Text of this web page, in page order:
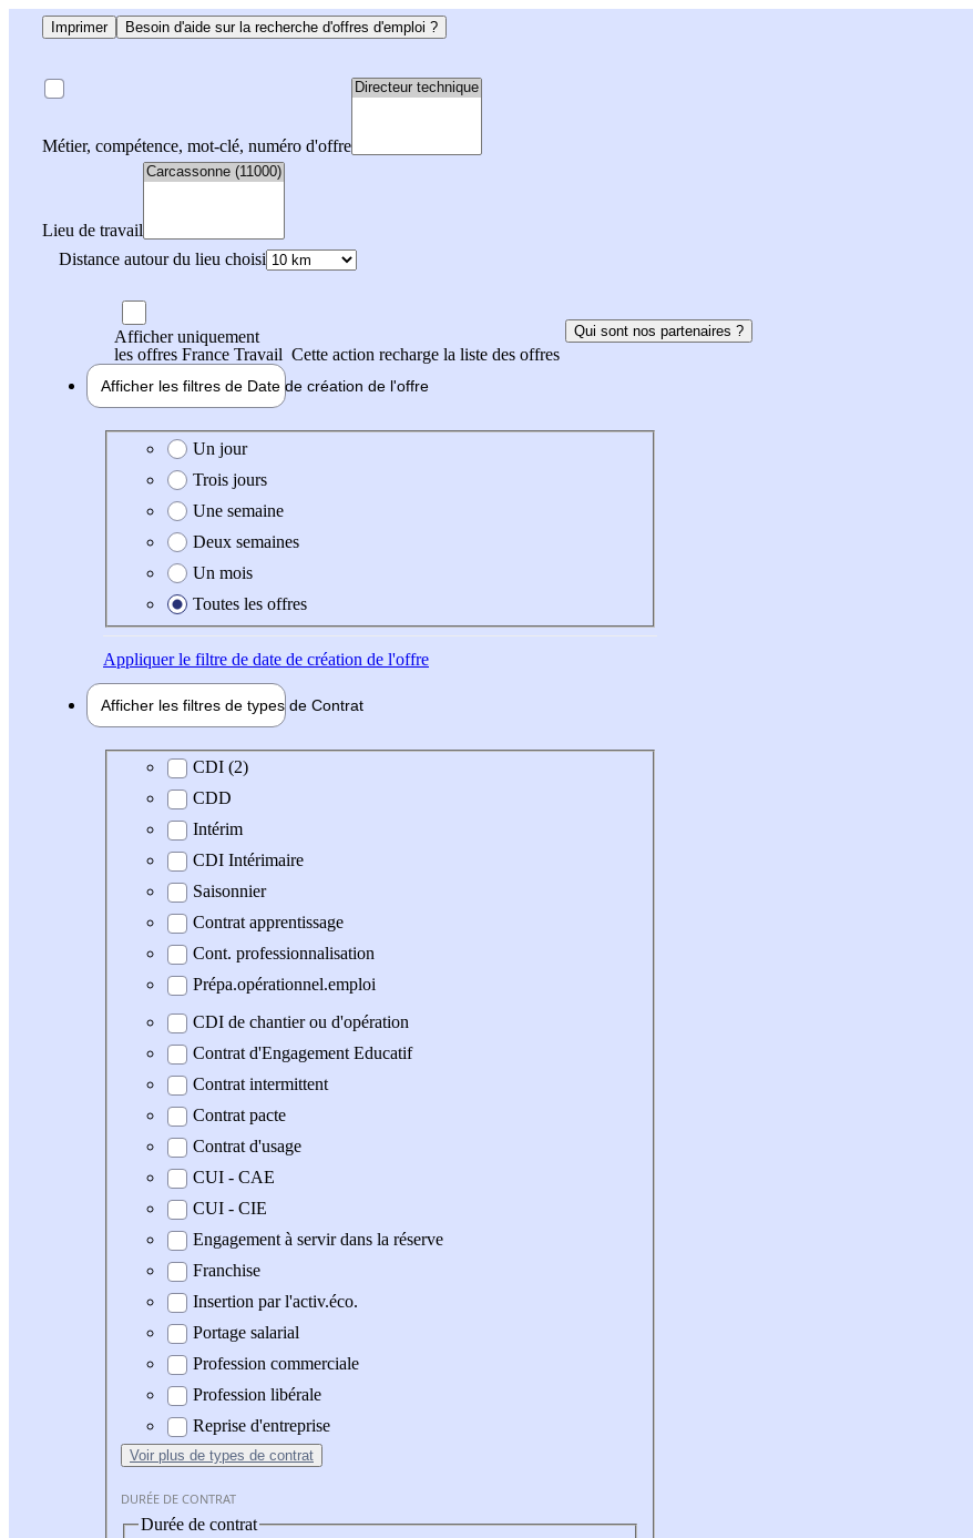
Imprimer Besoin d'aide sur la recherche d'offres d'emploi ?
Métier, compétence, mot-clé, numéro d'offre
Lieu de travail
Distance autour du lieu choisi
Afficher uniquement
les offres France Travail Cette action recharge la liste des offres
Qui sont nos partenaires ?
Afficher les filtres de Date de création de l'offre
Date de création de l'offre
Un jour
Trois jours
Une semaine
Deux semaines
Un mois
Toutes les offres
Appliquerle filtre de date de création de l'offre
Afficher les filtres de types de Contrat
Type de contrat
CDI (2)
CDD
Intérim
CDI Intérimaire
Saisonnier
Contrat apprentissage
Cont. professionnalisation
Prépa.opérationnel.emploi
CDI de chantier ou d'opération
Contrat d'Engagement Educatif
Contrat intermittent
Contrat pacte
Contrat d'usage
CUI - CAE
CUI - CIE
Engagement à servir dans la réserve
Franchise
Insertion par l'activ.éco.
Portage salarial
Profession commerciale
Profession libérale
Reprise d'entreprise
Voir plus de types de contrat
DURÉE DE CONTRAT
Durée de contrat